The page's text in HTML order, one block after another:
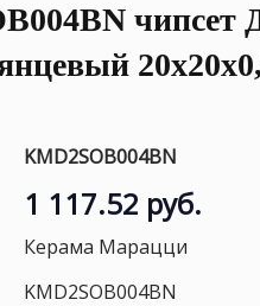
чипсет
KMD2SOB004BN
1 117.52 руб.
Керама Марацци
KMD2SOB004BN